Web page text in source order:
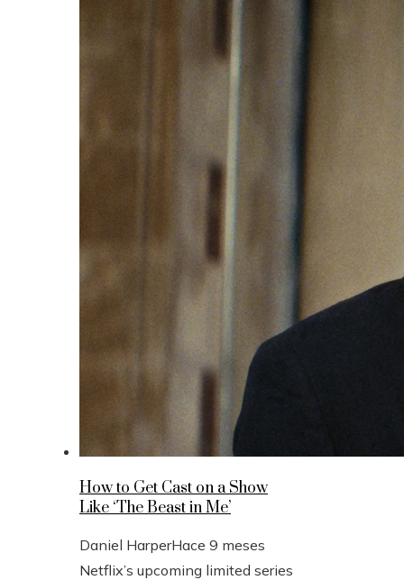
How to Get Cast on a Show
Like ‘The Beast in Me’
Daniel HarperHace 9 meses
Netflix’s upcoming limited series